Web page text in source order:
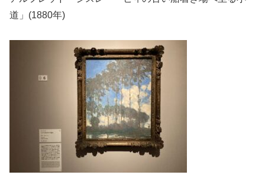
道」(1880年)